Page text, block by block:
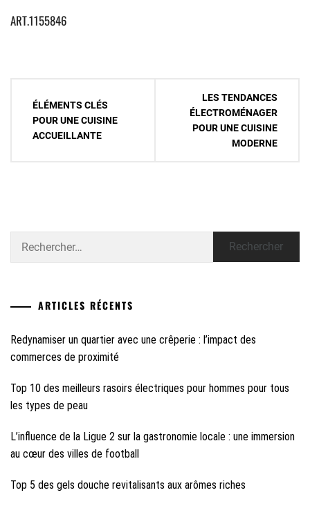
ART.1155846
l’article
ÉLÉMENTS CLÉS
POUR UNE CUISINE
ACCUEILLANTE
LES TENDANCES
ÉLECTROMÉNAGER
POUR UNE CUISINE
MODERNE
ARTICLES RÉCENTS
Redynamiser un quartier avec une crêperie : l’impact des
commerces de proximité
Top 10 des meilleurs rasoirs électriques pour hommes pour tous
les types de peau
L’influence de la Ligue 2 sur la gastronomie locale : une immersion
au cœur des villes de football
Top 5 des gels douche revitalisants aux arômes riches